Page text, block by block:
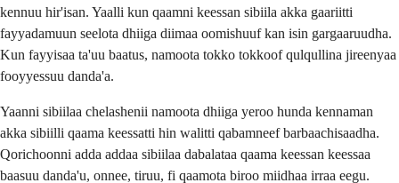
kennuu hir'isan. Yaalli kun qaamni keessan sibiila akka gaariitti
fayyadamuun seelota dhiiga diimaa oomishuuf kan isin gargaaruudha.
Kun fayyisaa ta'uu baatus, namoota tokko tokkoof qulqullina jireenyaa
fooyyessuu danda'a.
Yaanni sibiilaa chelashenii namoota dhiiga yeroo hunda kennaman
akka sibiilli qaama keessatti hin walitti qabamneef barbaachisaadha.
Qorichoonni adda addaa sibiilaa dabalataa qaama keessan keessaa
baasuu danda'u, onnee, tiruu, fi qaamota biroo miidhaa irraa eegu.